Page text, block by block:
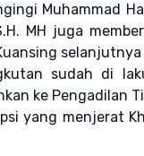
Muhammad
MH juga
sudah di
ke Pengadilan
yang menjerat